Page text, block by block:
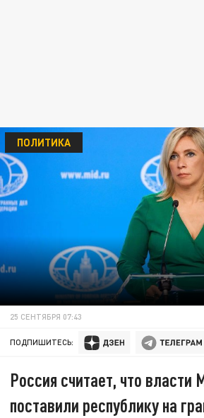
ПОЛИТИКА
25 СЕНТЯБРЯ 07:43
ПОДПИШИТЕСЬ:
Россия считает, что власти
поставили республику на